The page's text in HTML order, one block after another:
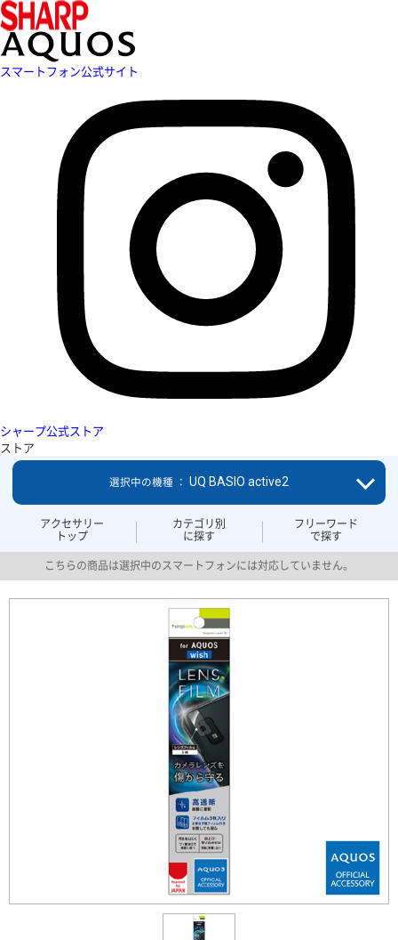
スマートフォン公式サイト
シャープ公式ストア
ストア
アクセサリー
トップ
カテゴリ別
に探す
フリーワード
で探す
選択中の機種 ： UQ BASIO active2
こちらの商品は選択中のスマートフォンには対応していません。